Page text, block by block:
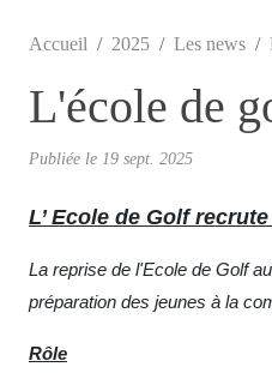
Accueil 2025 Les news
L'école de
Publiée le 19 sept. 2025
L’ Ecole de Golf
La reprise de l'Ecole de Golf
préparation des jeunes à la
Rôle